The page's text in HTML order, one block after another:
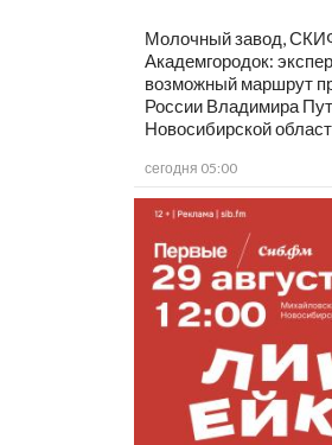
Молочный завод,
Академгородок:
возможный маршрут
России Владимира
Новосибирской
сегодня 05:00